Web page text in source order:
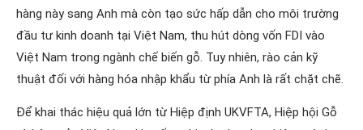
hàng này sang Anh mà còn tạo sức hấp dẫn cho môi trường
đầu tư kinh doanh tại Việt Nam, thu hút dòng vốn FDI vào
Việt Nam trong ngành chế biến gỗ. Tuy nhiên, rào cản kỹ
thuật đối với hàng hóa nhập khẩu từ phía Anh là rất chặt chẽ.
Để khai thác hiệu quả lớn từ Hiệp định UKVFTA, Hiệp hội Gỗ